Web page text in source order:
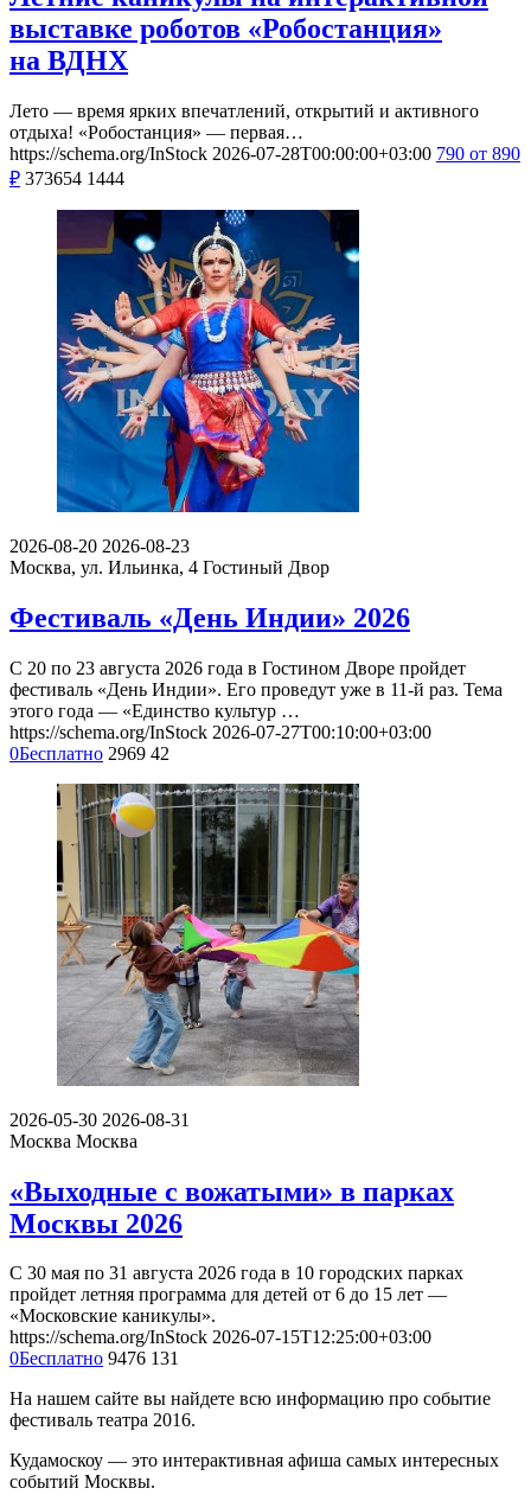
выставке роботов «Робостанция»
на ВДНХ
Лето — время ярких впечатлений, открытий и активного
отдыха! «Робостанция» — первая…
https://schema.org/InStock 2026-07-28T00:00:00+03:00 790 от 890
₽ 373654 1444
2026-08-20 2026-08-23
Москва, ул. Ильинка, 4 Гостиный Двор
Фестиваль «День Индии» 2026
С 20 по 23 августа 2026 года в Гостином Дворе пройдет
фестиваль «День Индии». Его проведут уже в 11-й раз. Тема
этого года — «Единство культур …
https://schema.org/InStock 2026-07-27T00:10:00+03:00
0Бесплатно 2969 42
2026-05-30 2026-08-31
Москва Москва
«Выходные с вожатыми» в парках
Москвы 2026
С 30 мая по 31 августа 2026 года в 10 городских парках
пройдет летняя программа для детей от 6 до 15 лет —
«Московские каникулы».
https://schema.org/InStock 2026-07-15T12:25:00+03:00
0Бесплатно 9476 131
На нашем сайте вы найдете всю информацию про событие
фестиваль театра 2016.
Кудамоскоу — это интерактивная афиша самых интересных
событий Москвы.